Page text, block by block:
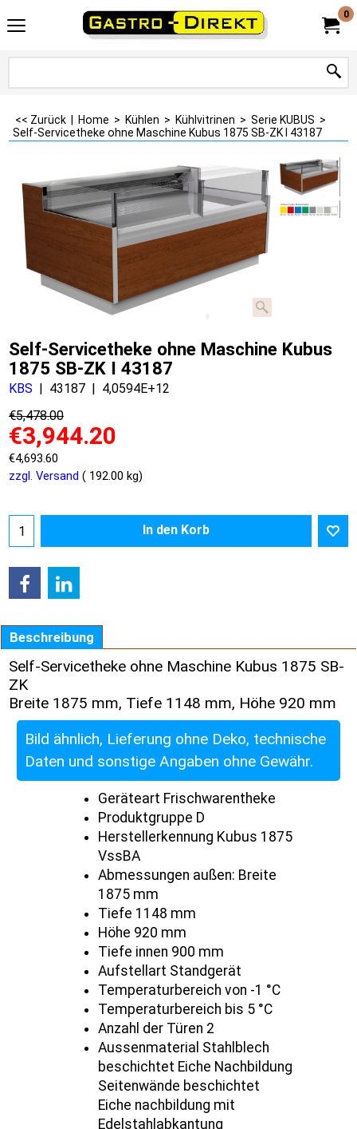
0
<< Zurück Home > Kühlen > Kühlvitrinen > Serie KUBUS >
Self-Servicetheke ohne Maschine Kubus 1875 SB-ZK I 43187
Self-Servicetheke ohne Maschine Kubus
1875 SB-ZK I 43187
KBS 43187
4,0594E+12
€5,478.00
€3,944.20
€4,693.60
zzgl. Versand
192.00 kg
In den Korb
Beschreibung
Self-Servicetheke ohne Maschine Kubus 1875 SB-
ZK
Breite 1875 mm, Tiefe 1148 mm, Höhe 920 mm
Bild ähnlich, Lieferung ohne Deko, technische
Daten und sonstige Angaben ohne Gewähr.
Geräteart Frischwarentheke
Produktgruppe D
Herstellerkennung Kubus 1875
VssBA
Abmessungen außen: Breite
1875 mm
Tiefe 1148 mm
Höhe 920 mm
Tiefe innen 900 mm
Aufstellart Standgerät
Temperaturbereich von -1 °C
Temperaturbereich bis 5 °C
Anzahl der Türen 2
Aussenmaterial Stahlblech
beschichtet Eiche Nachbildung
Seitenwände beschichtet
Eiche nachbildung mit
Edelstahlabkantung